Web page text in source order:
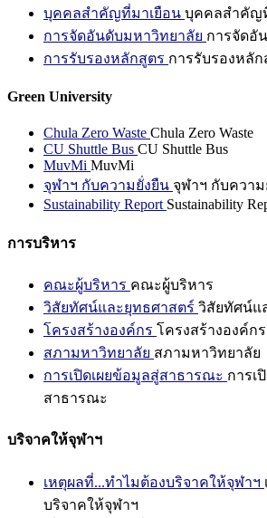
บุคคลสำคัญที่มาเยือน บุคคลสำคัญ
การจัดอันดับมหาวิทยาลัย การจัดอั
การรับรองหลักสูตร การรับรองหลัก
Green University
Chula Zero Waste Chula Zero Waste
CU Shuttle Bus CU Shuttle Bus
MuvMi MuvMi
จุฬาฯ กับความยั่งยืน จุฬาฯ กับควา
Sustainability Report Sustainability
การบริหาร
คณะผู้บริหาร คณะผู้บริหาร
วิสัยทัศน์และยุทธศาสตร์ วิสัยทัศน์แ
โครงสร้างองค์กร โครงสร้างองค์กร
สภามหาวิทยาลัย สภามหาวิทยาลัย
การเปิดเผยข้อมูลสู่สาธารณะ การเ
สาธารณะ
บริจาคให้จุฬาฯ
เหตุผลที่...ทำไมต้องบริจาคให้จุฬาฯ
บริจาคให้จุฬาฯ